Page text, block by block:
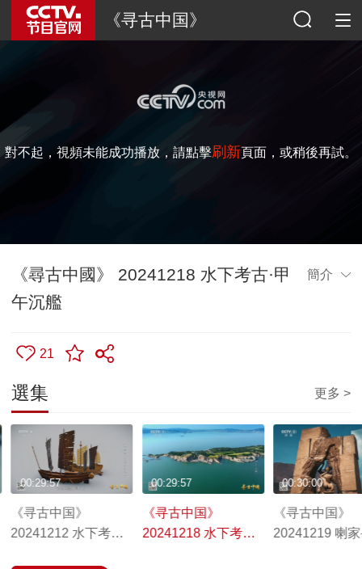
《寻古中国》
對不起，視頻未能成功播放，請點擊刷新頁面，或稍後再試。
《尋古中國》 20241218 水下考古·甲
午沉艦
簡介
21
選集 更多 >
《寻古中国》
20241212 水下考古·
00:29:57
《寻古中国》
20241218 水下考古·
00:29:57
《寻古中国》
20241219 喇家
00:30:00